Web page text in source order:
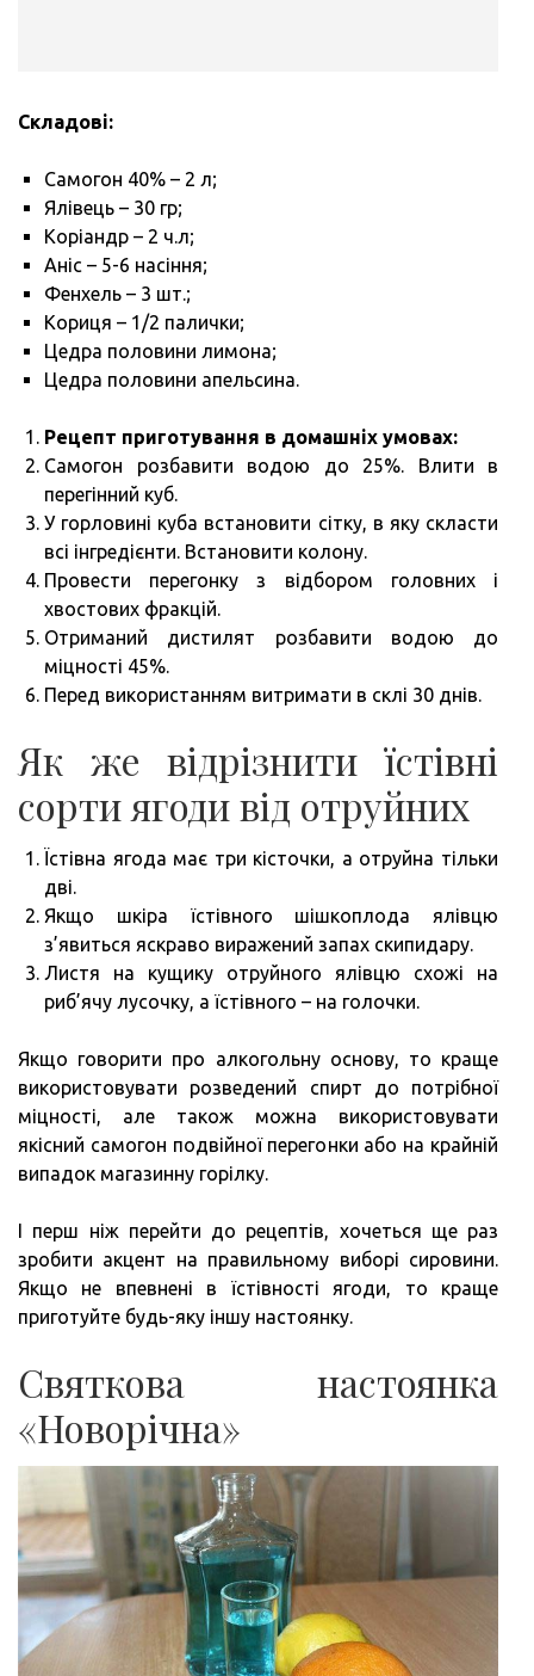
Складові:
Самогон 40% – 2 л;
Ялівець – 30 гр;
Коріандр – 2 ч.л;
Аніс – 5-6 насіння;
Фенхель – 3 шт.;
Кориця – 1/2 палички;
Цедра половини лимона;
Цедра половини апельсина.
Рецепт приготування в домашніх умовах:
Самогон розбавити водою до 25%. Влити в
перегінний куб.
У горловині куба встановити сітку, в яку скласти
всі інгредієнти. Встановити колону.
Провести перегонку з відбором головних і
хвостових фракцій.
Отриманий дистилят розбавити водою до
міцності 45%.
Перед використанням витримати в склі 30 днів.
Як же відрізнити їстівні
сорти ягоди від отруйних
Їстівна ягода має три кісточки, а отруйна тільки
дві.
Якщо шкіра їстівного шішкоплода ялівцю
з’явиться яскраво виражений запах скипидару.
Листя на кущику отруйного ялівцю схожі на
риб’ячу лусочку, а їстівного – на голочки.
Якщо говорити про алкогольну основу, то краще
використовувати розведений спирт до потрібної
міцності, але також можна використовувати
якісний самогон подвійної перегонки або на крайній
випадок магазинну горілку.
І перш ніж перейти до рецептів, хочеться ще раз
зробити акцент на правильному виборі сировини.
Якщо не впевнені в їстівності ягоди, то краще
приготуйте будь-яку іншу настоянку.
Святкова настоянка
«Новорічна»